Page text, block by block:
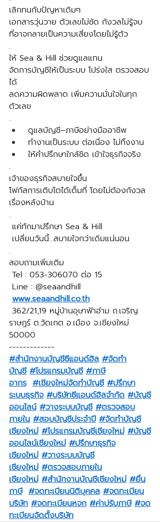
เลิกทนกับปัญหาเดิมๆ
เอกสารวุ่นวาย ตัวเลขไม่ชัด กังวลไม่รู้จบ
ที่อาจกลายเป็นความเสี่ยงโดยไม่รู้ตัว
.
ให้ Sea & Hill ช่วยดูแลแทน
จัดการบัญชีให้เป็นระบบ โปร่งใส ตรวจสอบ
ได้
ลดความผิดพลาด เพิ่มความมั่นใจในทุก
ตัวเลข
.
ดูแลบัญชี–ภาษีอย่างมืออาชีพ
ทำงานเป็นระบบ ต่อเนื่อง ไม่ทิ้งงาน
ให้คำปรึกษาใกล้ชิด เข้าใจธุรกิจจริง
.
เจ้าของธุรกิจสบายใจขึ้น
โฟกัสการเติบโตได้เต็มที่ โดยไม่ต้องกังวล
เรื่องหลังบ้าน
.
แค่ทักมาปรึกษา Sea & Hill
เปลี่ยนวันนี้…สบายใจกว่าเดิมแน่นอน
.
สอบถามเพิ่มเติม
Tel : 053-306070 ต่อ 15
Line : @seaandhill
www.seaandhill.co.th
362/21,19 หมู่บ้านอุษาฟ้าฮ่าม ถ.เจริญ
ราษฎร์ ต.วัดเกต อ.เมือง จ.เชียงใหม่
50000
-------------
#สำนักงานบัญชีซีแอนด์ฮิล #จัดทำ
บัญชี #โปรแกรมบัญชี #ภาษี
อากร #เชียงใหม่จัดทำบัญชี #ปรึกษา
ระบบธุรกิจ #บริษัทซีแอนด์ฮิลจำกัด #บัญชี
ออนไลน์ #วางระบบบัญชี #ตรวจสอบ
ภายใน #สอบบัญชีประจำปี #จัดทำบัญชี
เชียงใหม่ #โปรแกรมบัญชีเชียงใหม่ #บัญชี
ออนไลน์เชียงใหม่ #ปรึกษาธุรกิจ
เชียงใหม่ #วางระบบบัญชี
เชียงใหม่ #ตรวจสอบภายใน
เชียงใหม่ #สำนักงานบัญชีเชียงใหม่ #ยื่น
ภาษี #จดทะเบียนนิติบุคคล #จดทะเบียน
บริษัท #จดทะเบียนหจก #ค่าปรับภาษี #จด
ทะเบียนจัดตั้งบริษัท